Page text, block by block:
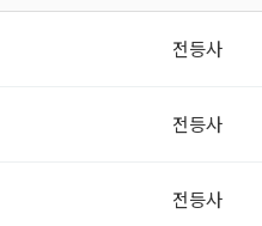
전등사
전등사
전등사